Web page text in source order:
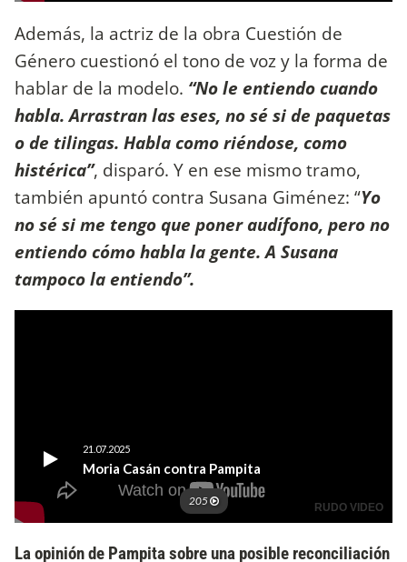
Además, la actriz de la obra Cuestión de
Género cuestionó el tono de voz y la forma de
hablar de la modelo. “No le entiendo cuando
habla. Arrastran las eses, no sé si de paquetas
o de tilingas. Habla como riéndose, como
histérica”, disparó. Y en ese mismo tramo,
también apuntó contra Susana Giménez: “Yo
no sé si me tengo que poner audífono, pero no
entiendo cómo habla la gente. A Susana
tampoco la entiendo”.
La opinión de Pampita sobre una posible reconciliación